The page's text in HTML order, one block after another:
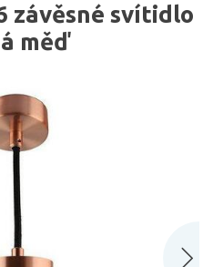
závěsné svítidlo
měď